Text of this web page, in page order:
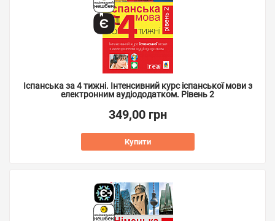
Іспанська за 4 тижні. Інтенсивний курс іспанської мови з
електронним аудіододатком. Рівень 2
349,00 грн
Купити